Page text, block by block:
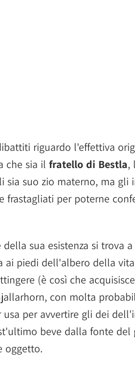
riguardo l'effettiva
che sia il fratello di Bestla,
sia suo zio materno, ma gli
frastagliati per poterne
della sua esistenza si trova
ai piedi dell'albero della
(è così che
con molta
per avvertire gli dei
beve dalla fonte del
oggetto.